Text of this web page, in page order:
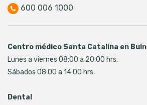
600 006 1000
Centro médico Santa Catalina en Buin
Lunes a viernes 08:00 a 20:00 hrs.
Sábados 08:00 a 14:00 hrs.
Dental